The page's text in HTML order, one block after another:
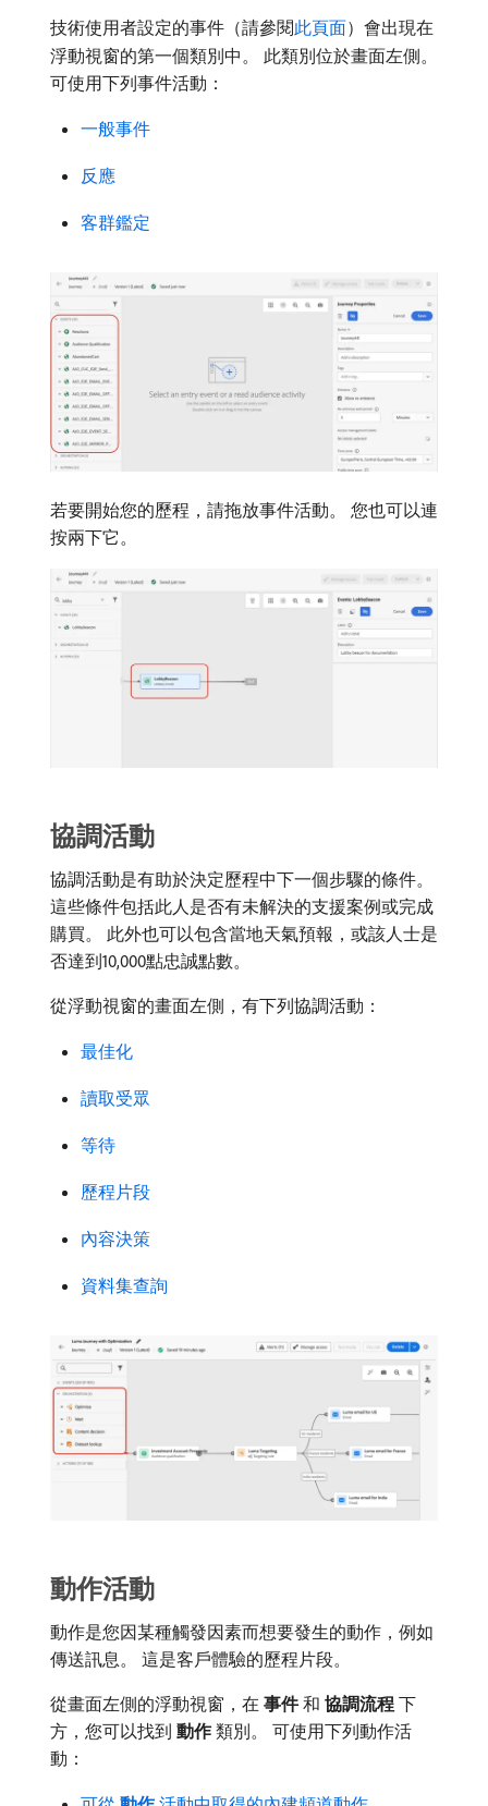
技術使用者設定的事件（請參閱此頁面）會出現在
浮動視窗的第一個類別中。 此類別位於畫面左側。
可使用下列事件活動：
一般事件
反應
客群鑑定
若要開始您的歷程，請拖放事件活動。 您也可以連
按兩下它。
協調活動
協調活動是有助於決定歷程中下一個步驟的條件。
這些條件包括此人是否有未解決的支援案例或完成
購買。 此外也可以包含當地天氣預報，或該人士是
否達到10,000點忠誠點數。
從浮動視窗的畫面左側，有下列協調活動：
最佳化
讀取受眾
等待
歷程片段
內容決策
資料集查詢
動作活動
動作是您因某種觸發因素而想要發生的動作，例如
傳送訊息。 這是客戶體驗的歷程片段。
從畫面左側的浮動視窗，在​ 事件​和​ 協調流程 ​下
方，您可以找到​ 動作​類別。 可使用下列動作活
動：